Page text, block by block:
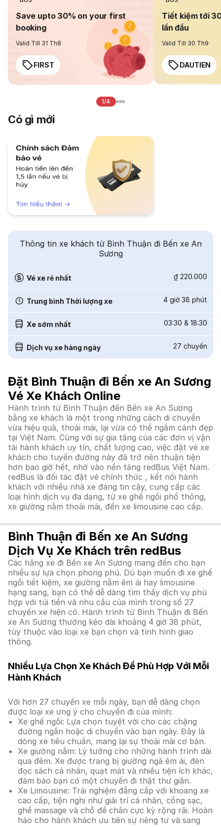
Save upto 30% on your first
booking
Valid Till 31 Th8
FIRST
Tiết kiệm tới
lần đầu
Valid Till 30 Th9
DAUTIEN
1/4
Có gì mới
Thông tin xe khách từ Bình Thuận đi Bến xe An
Sương
Vé xe rẻ nhất ₫ 220.000
Trung bình Thời lượng xe 4 giờ 38 phút
Xe sớm nhất 03:30 & 18:30
Dịch vụ xe hàng ngày 27 chuyến
Đặt Bình Thuận đi Bến xe An Sương
Vé Xe Khách Online
Hành trình từ Bình Thuận đến Bến xe An Sương
bằng xe khách là một trong những cách di chuyển
vừa hiệu quả, thoải mái, lại vừa có thể ngắm cảnh đẹp
tại Việt Nam. Cùng với sự gia tăng của các đơn vị vận
tải hành khách uy tín, chất lượng cao, việc đặt vé xe
khách cho tuyến đường này đã trở nên thuận tiện
hơn bao giờ hết, nhờ vào nền tảng redBus Việt Nam.
redBus là đối tác đặt vé chính thức , kết nối hành
khách với nhiều nhà xe đáng tin cậy, cung cấp các
loại hình dịch vụ đa dạng, từ xe ghế ngồi phổ thông,
xe giường nằm thoải mái, đến xe limousine cao cấp.
Bình Thuận đi Bến xe An Sương
Dịch Vụ Xe Khách trên redBus
Các hãng xe đi Bến xe An Sương mang đến cho bạn
nhiều sự lựa chọn phong phú. Dù bạn muốn đi xe ghế
ngồi tiết kiệm, xe giường nằm êm ái hay limousine
hạng sang, bạn có thể dễ dàng tìm thấy dịch vụ phù
hợp với túi tiền và nhu cầu của mình trong số 27
chuyến xe hiện có. Hành trình từ Bình Thuận đi Bến
xe An Sương thường kéo dài khoảng 4 giờ 38 phút,
tùy thuộc vào loại xe bạn chọn và tình hình giao
thông.
Nhiều Lựa Chọn Xe Khách Để Phù Hợp Với Mỗi
Hành Khách
Với hơn 27 chuyến xe mỗi ngày, bạn dễ dàng chọn
được loại xe ưng ý cho chuyến đi của mình:
Xe ghế ngồi: Lựa chọn tuyệt vời cho các chặng
đường ngắn hoặc di chuyển vào ban ngày. Đây là
dòng xe tiêu chuẩn, mang lại sự thoải mái cơ bản.
Xe giường nằm: Lý tưởng cho những hành trình dài
qua đêm. Xe được trang bị giường ngả êm ái, đèn
đọc sách cá nhân, quạt mát và nhiều tiện ích khác,
đảm bảo bạn có một chuyến đi thật thư giãn.
Xe Limousine: Trải nghiệm đẳng cấp với khoang xe
cao cấp, tiện nghi như giải trí cá nhân, cổng sạc,
ghế massage và chỗ để chân cực kỳ rộng rãi. Hoàn
hảo cho hành khách ưu tiên sự riêng tư và sang